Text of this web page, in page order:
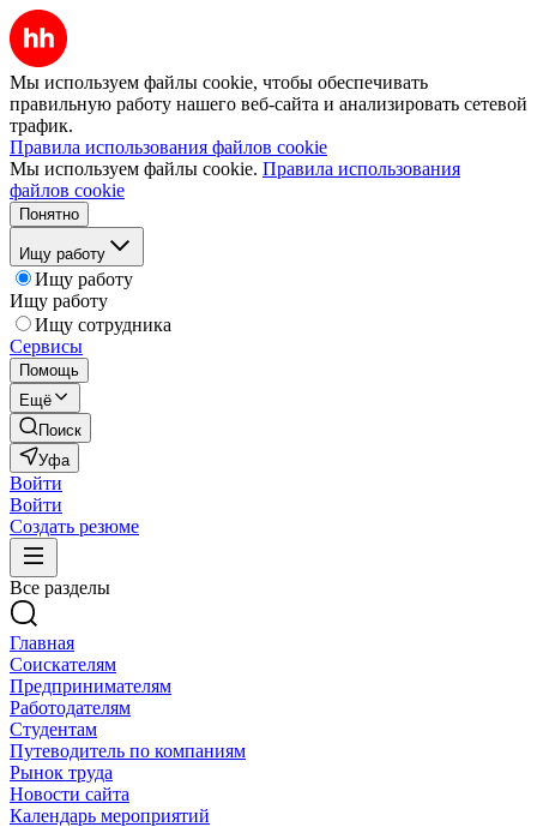
Мы используем файлы cookie, чтобы обеспечивать
правильную работу нашего веб-сайта и анализировать сетевой
трафик.
Правила использования файлов cookie
Мы используем файлы cookie. Правила использования
файлов cookie
Понятно
Ищу работу
Ищу работу
Ищу работу
Ищу сотрудника
Сервисы
Помощь
Ещё
Поиск
Уфа
Войти
Войти
Создать резюме
Все разделы
Главная
Соискателям
Предпринимателям
Работодателям
Студентам
Путеводитель по компаниям
Рынок труда
Новости сайта
Календарь мероприятий